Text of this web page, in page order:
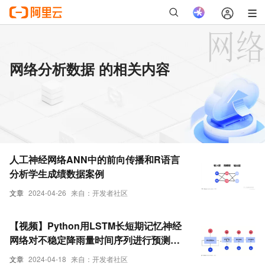
网络分析数据 的相关内容
文章 2024-04-26 来自：开发者社区
人工神经网络ANN中的前向传播和R语言
分析学生成绩数据案例
文章 2024-04-18 来自：开发者社区
【视频】Python用LSTM长短期记忆神经
网络对不稳定降雨量时间序列进行预测分
析|数据分享